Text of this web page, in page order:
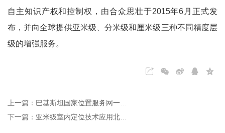
自主知识产权和控制权，由合众思壮于2015年6月正式发
布，并向全球提供亚米级、分米级和厘米级三种不同精度层
级的增强服务。